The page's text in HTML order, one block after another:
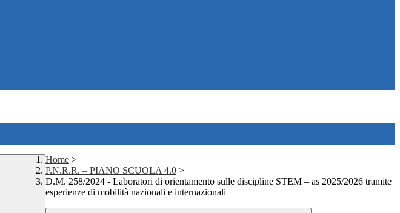
Home >
P.N.R.R. – PIANO SCUOLA 4.0 >
D.M. 258/2024 - Laboratori di orientamento sulle discipline STEM – as 2025/2026 tramite
esperienze di mobilità nazionali e internazionali